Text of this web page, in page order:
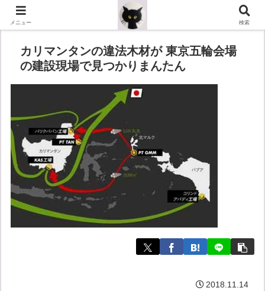
カリマンタンの違法木材が 東京五輪会場
の建設現場で見つかりまんたん
2018.11.14
メニュー 検索